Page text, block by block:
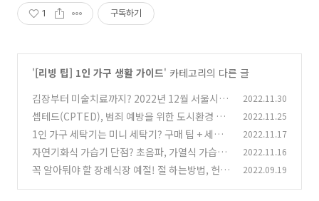
1 구독하기
'[리빙 팁] 1인 가구 생활 가이드' 카테고리의 다른 글
김장부터 미술치료까지? 2022년 12월 서울시 1
인가구 프로그램 정리!
(0)
2022.11.30
셉테드(CPTED), 범죄 예방을 위한 도시환경 설
계! 제대로 알아볼까?
(0)
2022.11.25
1인 가구 세탁기는 미니 세탁기? 구매 팁 + 세탁
기 추천 (0)
2022.11.17
자연기화식 가습기 단점? 초음파, 가열식 가습기
장단점 비교!
(0)
2022.11.16
꼭 알아둬야 할 장례식장 예절! 절 하는방법, 헌
2022.09.19